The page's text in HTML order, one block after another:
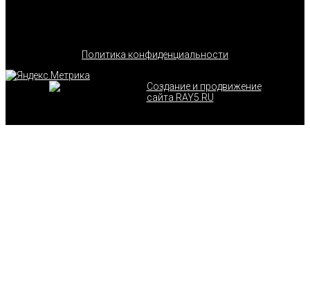
Политика конфиденциальности
Создание и продвижение
сайта RAY5.RU